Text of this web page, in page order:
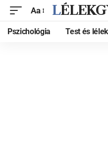
Aa
Pszichológia Test és lélek